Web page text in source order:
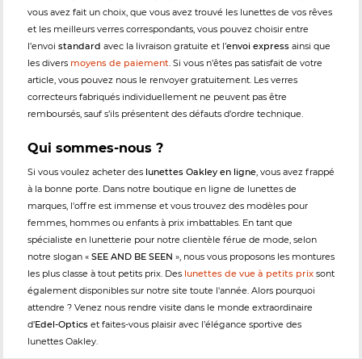
vous avez fait un choix, que vous avez trouvé les lunettes de vos rêves
et les meilleurs verres correspondants, vous pouvez choisir entre
l’envoi standard avec la livraison gratuite et l’envoi express ainsi que
les divers moyens de paiement. Si vous n’êtes pas satisfait de votre
article, vous pouvez nous le renvoyer gratuitement. Les verres
correcteurs fabriqués individuellement ne peuvent pas être
remboursés, sauf s’ils présentent des défauts d’ordre technique.
Qui sommes-nous ?
Si vous voulez acheter des lunettes Oakley en ligne, vous avez frappé
à la bonne porte. Dans notre boutique en ligne de lunettes de
marques, l'offre est immense et vous trouvez des modèles pour
femmes, hommes ou enfants à prix imbattables. En tant que
spécialiste en lunetterie pour notre clientèle férue de mode, selon
notre slogan « SEE AND BE SEEN », nous vous proposons les montures
les plus classe à tout petits prix. Des lunettes de vue à petits prix sont
également disponibles sur notre site toute l'année. Alors pourquoi
attendre ? Venez nous rendre visite dans le monde extraordinaire
d’Edel-Optics et faites-vous plaisir avec l’élégance sportive des
lunettes Oakley.